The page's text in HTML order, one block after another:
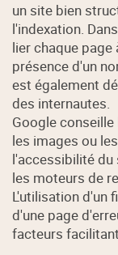
un site bien
l'indexation.
lier chaque
présence d'un
est également
des internautes.
Google
les images ou
l'accessibilité du
les moteurs de
L'utilisation d'un
d'une page
facteurs